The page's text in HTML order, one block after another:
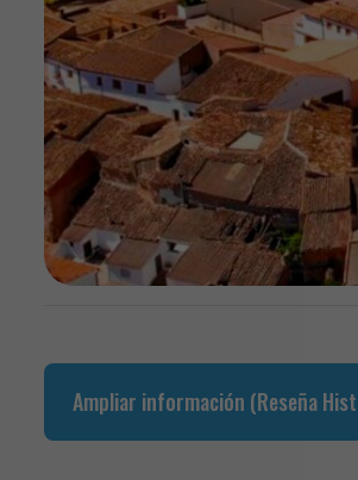
Ampliar información (Reseña